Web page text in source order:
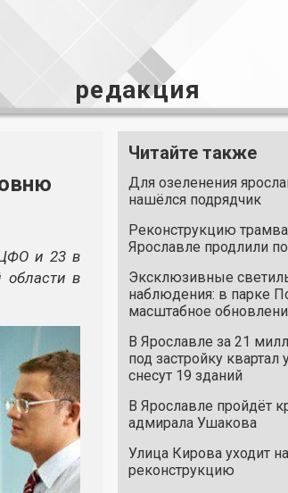
редакция
и 23 в
области в
Читайте также
Для озеленения
нашёлся подрядчик
Реконструкцию
Ярославле продлили
Эксклюзивные
наблюдения: в парке
масштабное
В Ярославле за 21
под застройку квартал
снесут 19 зданий
В Ярославле пройдёт
адмирала Ушакова
Улица Кирова уходит
реконструкцию